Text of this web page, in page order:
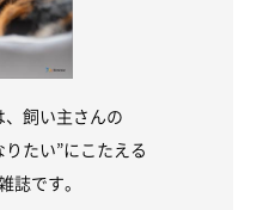
、飼い主さんの
たい”にこたえる
誌です。